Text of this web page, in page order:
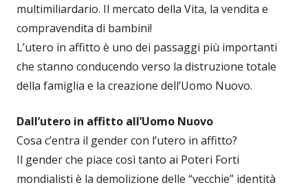
multimiliardario. Il mercato della Vita, la vendita e
compravendita di bambini!
L’utero in affitto è uno dei passaggi più importanti
che stanno conducendo verso la distruzione totale
della famiglia e la creazione dell’Uomo Nuovo.
Dall’utero in affitto all’Uomo Nuovo
Cosa c’entra il gender con l’utero in affitto?
Il gender che piace così tanto ai Poteri Forti
mondialisti è la demolizione delle “vecchie” identità